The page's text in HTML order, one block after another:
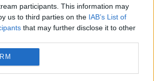
participants. This information may
us to third parties on the IAB’s List of
that may further disclose it to other
νεφώσεις που γρήγορα θα
σημειωθούν τοπικές βροχές
ώρες σποραδικές
πρόσκαιρα ισχυρές μέχρι
τις βραδινές ώρες.
διευθύνσεις 3 με 5 και τις